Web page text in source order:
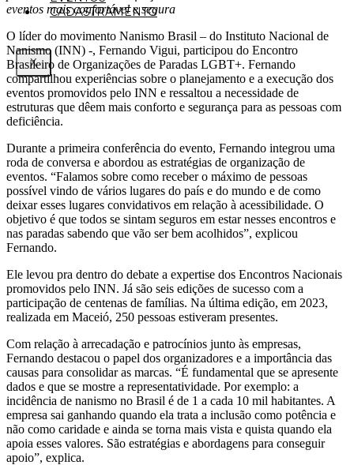
CADASTRAMENTO
X
eventos mais confortável e segura
O líder do movimento Nanismo Brasil – do Instituto Nacional de
Nanismo (INN) -, Fernando Vigui, participou do Encontro
Brasileiro de Organizações de Paradas LGBT+. Fernando
compartilhou experiências sobre o planejamento e a execução dos
eventos promovidos pelo INN e ressaltou a necessidade de
estruturas que dêem mais conforto e segurança para as pessoas com
deficiência.
Durante a primeira conferência do evento, Fernando integrou uma
roda de conversa e abordou as estratégias de organização de
eventos. “Falamos sobre como receber o máximo de pessoas
possível vindo de vários lugares do país e do mundo e de como
deixar esses lugares convidativos em relação à acessibilidade. O
objetivo é que todos se sintam seguros em estar nesses encontros e
nas paradas sabendo que vão ser bem acolhidos”, explicou
Fernando.
Ele levou pra dentro do debate a expertise dos Encontros Nacionais
promovidos pelo INN. Já são seis edições de sucesso com a
participação de centenas de famílias. Na última edição, em 2023,
realizada em Maceió, 250 pessoas estiveram presentes.
Com relação à arrecadação e patrocínios junto às empresas,
Fernando destacou o papel dos organizadores e a importância das
causas para consolidar as marcas. “É fundamental que se apresente
dados e que se mostre a representatividade. Por exemplo: a
incidência de nanismo no Brasil é de 1 a cada 10 mil habitantes. A
empresa sai ganhando quando ela trata a inclusão como potência e
não como caridade e ainda se torna mais vista e quista quando ela
apoia esses valores. São estratégias e abordagens para conseguir
apoio”, explica.